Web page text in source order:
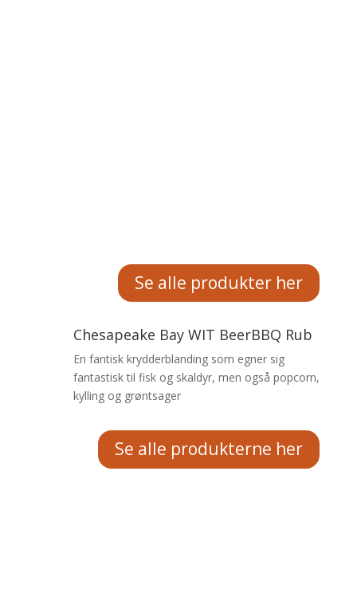
Se alle produkter her
Chesapeake Bay WIT BeerBBQ Rub
En fantisk krydderblanding som egner sig
fantastisk til fisk og skaldyr, men også popcorn,
kylling og grøntsager
Se alle produkterne her